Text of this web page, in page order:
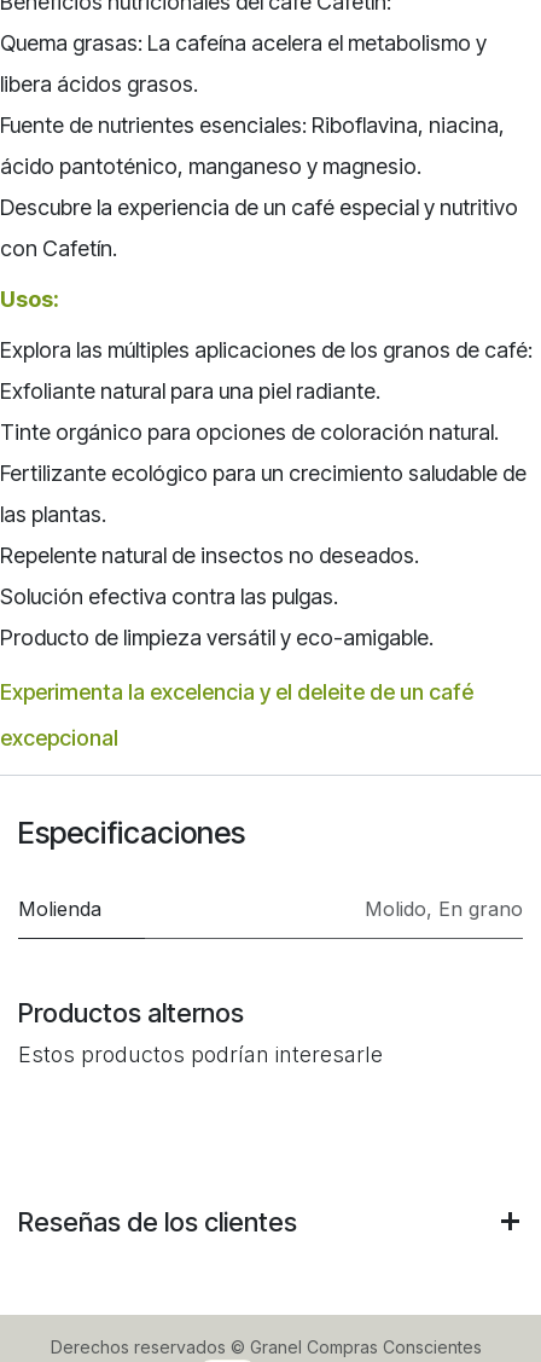
Quema grasas: La cafeína acelera el metabolismo y
libera ácidos grasos.
Fuente de nutrientes esenciales: Riboflavina, niacina,
ácido pantoténico, manganeso y magnesio.
Descubre la experiencia de un café especial y nutritivo
con Cafetín.
Usos:
Explora las múltiples aplicaciones de los granos de café:
Exfoliante natural para una piel radiante.
Tinte orgánico para opciones de coloración natural.
Fertilizante ecológico para un crecimiento saludable de
las plantas.
Repelente natural de insectos no deseados.
Solución efectiva contra las pulgas.
Producto de limpieza versátil y eco-amigable.
Experimenta la excelencia y el deleite de un café
excepcional
Especificaciones
Molienda Molido, En grano
Productos alternos
Estos productos podrían interesarle
Reseñas de los clientes
Derechos reservados © Granel Compras Conscientes